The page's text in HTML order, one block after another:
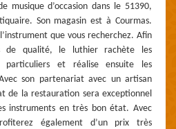
musique d’occasion dans le 51390,
Son magasin est à Courmas.
que vous recherchez. Afin
de qualité, le luthier rachète les
particuliers et réalise ensuite les
son partenariat avec un artisan
de la restauration sera exceptionnel
instruments en très bon état. Avec
également d’un prix très